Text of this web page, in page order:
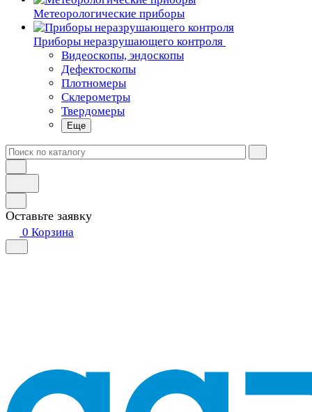
Метеорологические приборы
Приборы неразрушающего контроля
Видеоскопы, эндоскопы
Дефектоскопы
Плотномеры
Склерометры
Твердомеры
Еще
Оставьте заявку
0 Корзина